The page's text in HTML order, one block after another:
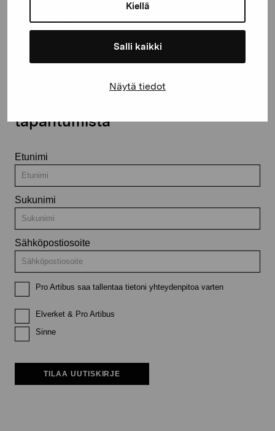
Kiellä
Salli kaikki
Näytä tiedot
Ota yhteyttä
tapahtumista
Etunimi
Sukunimi
Sähköpostiosoite
Pro Artibus saa tallentaa tietoni yhteydenpitoa varten
Elverket & Pro Artibus
Sinne
TILAA UUTISKIRJE